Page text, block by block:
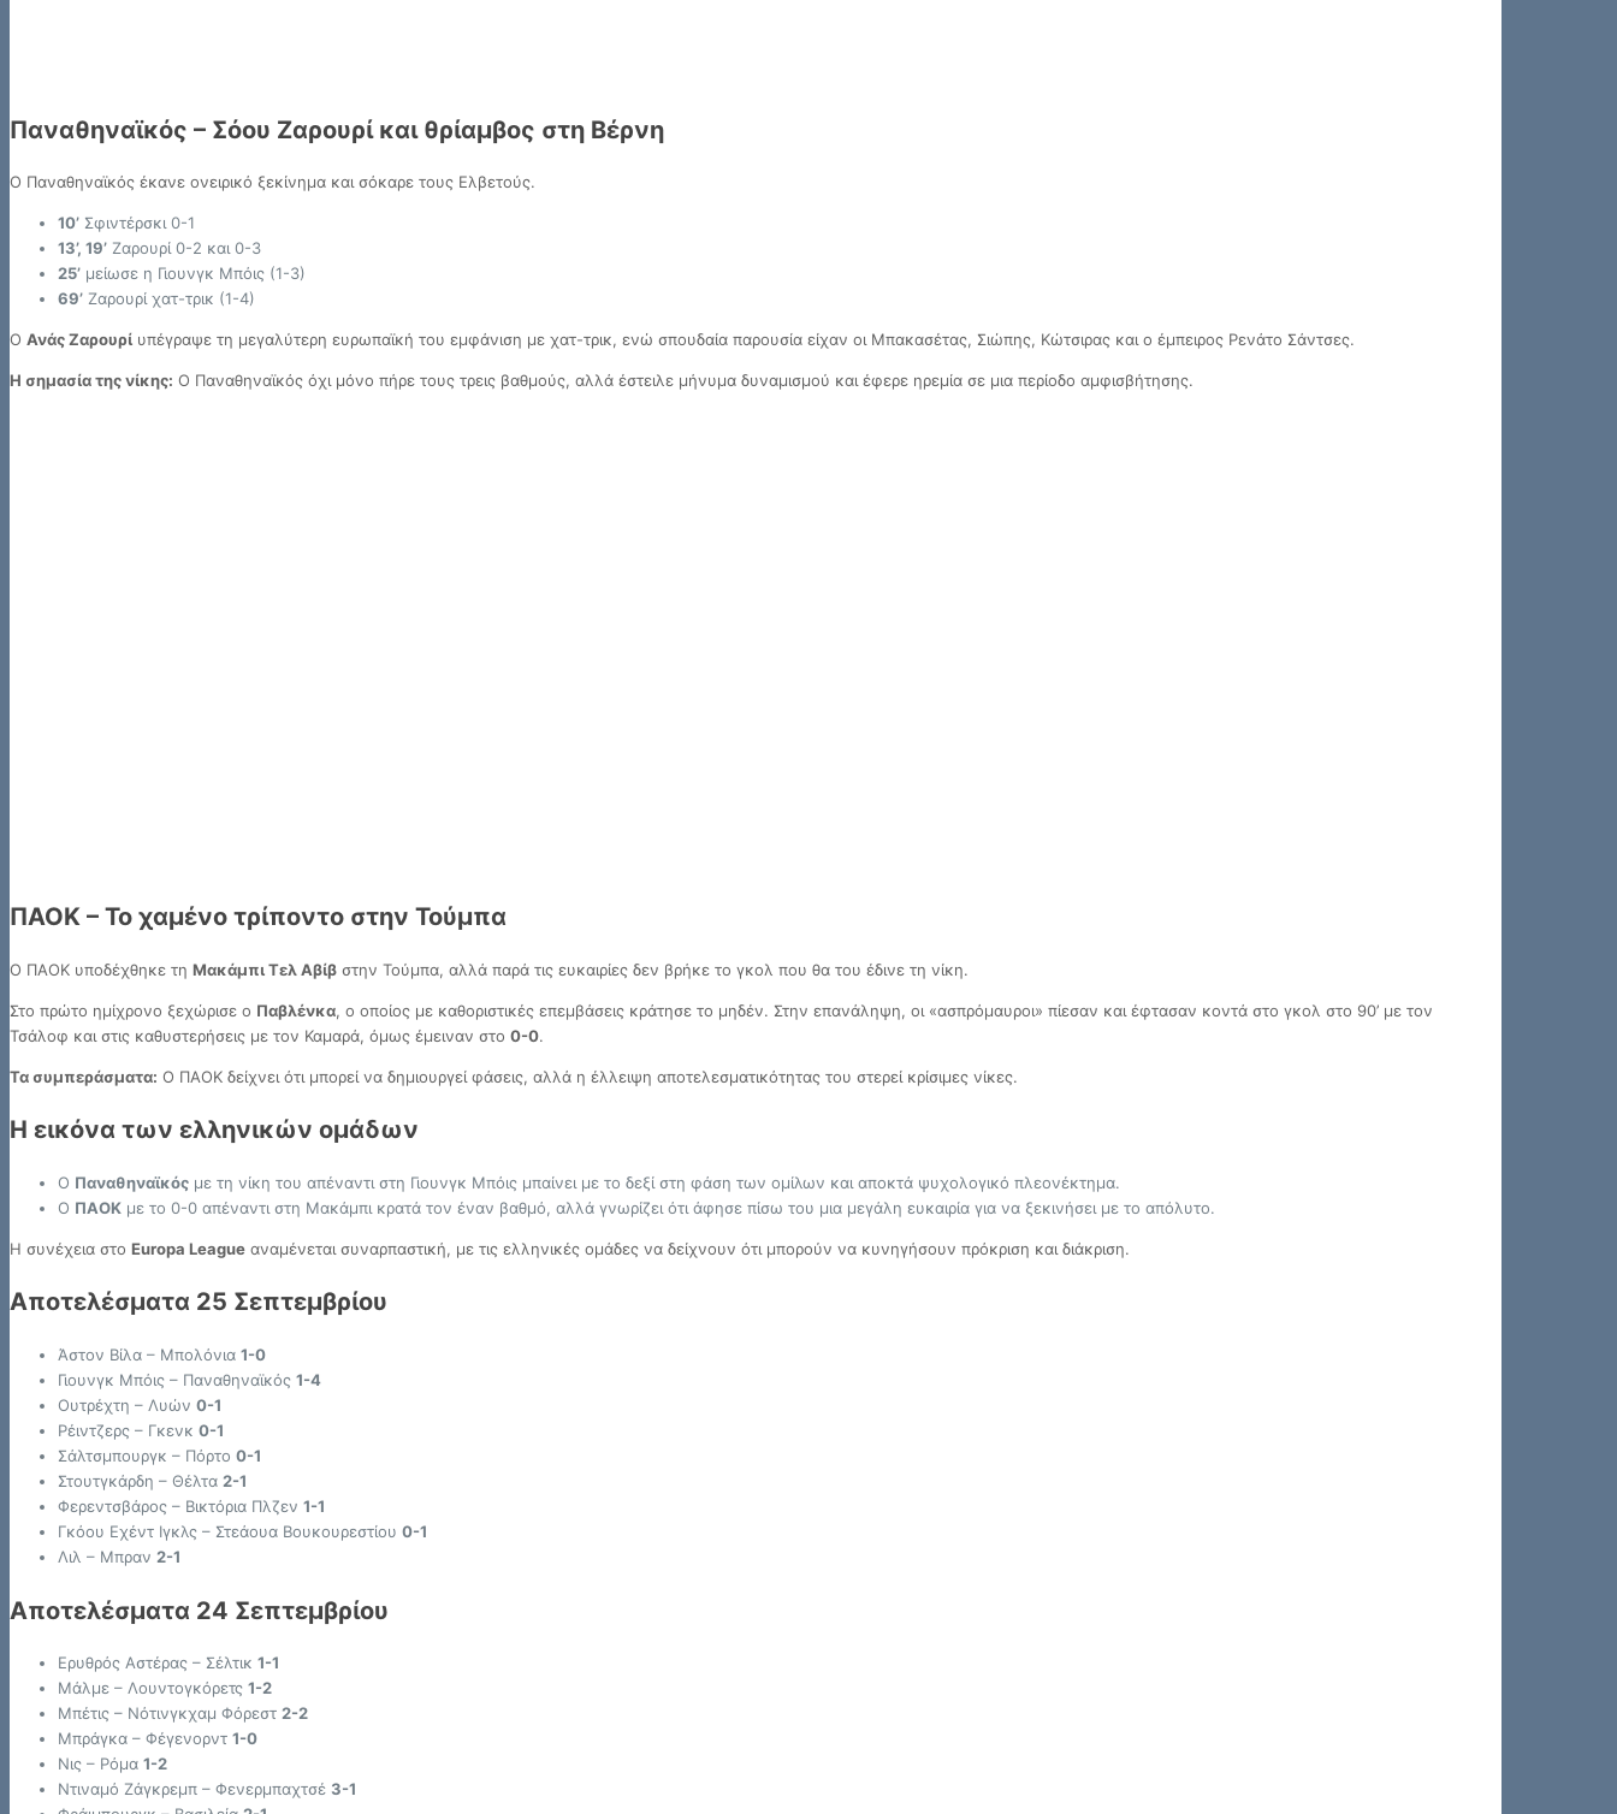
Παναθηναϊκός – Σόου Ζαρουρί και θρίαμβος στη Βέρνη
Ο Παναθηναϊκός έκανε ονειρικό ξεκίνημα και σόκαρε τους Ελβετούς.
10’ Σφιντέρσκι 0-1
13’, 19’ Ζαρουρί 0-2 και 0-3
25’ μείωσε η Γιουνγκ Μπόις (1-3)
69’ Ζαρουρί χατ-τρικ (1-4)
Ο Ανάς Ζαρουρί υπέγραψε τη μεγαλύτερη ευρωπαϊκή του εμφάνιση με χατ-τρικ, ενώ σπουδαία παρουσία είχαν οι Μπακασέτας, Σιώπης, Κώτσιρας και ο έμπειρος Ρενάτο Σάντσες.
Η σημασία της νίκης: Ο Παναθηναϊκός όχι μόνο πήρε τους τρεις βαθμούς, αλλά έστειλε μήνυμα δυναμισμού και έφερε ηρεμία σε μια περίοδο αμφισβήτησης.
ΠΑΟΚ – Το χαμένο τρίποντο στην Τούμπα
Ο ΠΑΟΚ υποδέχθηκε τη Μακάμπι Τελ Αβίβ στην Τούμπα, αλλά παρά τις ευκαιρίες δεν βρήκε το γκολ που θα του έδινε τη νίκη.
Στο πρώτο ημίχρονο ξεχώρισε ο Παβλένκα, ο οποίος με καθοριστικές επεμβάσεις κράτησε το μηδέν. Στην επανάληψη, οι «ασπρόμαυροι» πίεσαν και έφτασαν κοντά στο γκολ στο 90’ με τον
Τσάλοφ και στις καθυστερήσεις με τον Καμαρά, όμως έμειναν στο 0-0.
Τα συμπεράσματα: Ο ΠΑΟΚ δείχνει ότι μπορεί να δημιουργεί φάσεις, αλλά η έλλειψη αποτελεσματικότητας του στερεί κρίσιμες νίκες.
Η εικόνα των ελληνικών ομάδων
Ο Παναθηναϊκός με τη νίκη του απέναντι στη Γιουνγκ Μπόις μπαίνει με το δεξί στη φάση των ομίλων και αποκτά ψυχολογικό πλεονέκτημα.
Ο ΠΑΟΚ με το 0-0 απέναντι στη Μακάμπι κρατά τον έναν βαθμό, αλλά γνωρίζει ότι άφησε πίσω του μια μεγάλη ευκαιρία για να ξεκινήσει με το απόλυτο.
Η συνέχεια στο Europa League αναμένεται συναρπαστική, με τις ελληνικές ομάδες να δείχνουν ότι μπορούν να κυνηγήσουν πρόκριση και διάκριση.
Αποτελέσματα 25 Σεπτεμβρίου
Άστον Βίλα – Μπολόνια 1-0
Γιουνγκ Μπόις – Παναθηναϊκός 1-4
Ουτρέχτη – Λυών 0-1
Ρέιντζερς – Γκενκ 0-1
Σάλτσμπουργκ – Πόρτο 0-1
Στουτγκάρδη – Θέλτα 2-1
Φερεντσβάρος – Βικτόρια Πλζεν 1-1
Γκόου Εχέντ Ιγκλς – Στεάουα Βουκουρεστίου 0-1
Λιλ – Μπραν 2-1
Αποτελέσματα 24 Σεπτεμβρίου
Ερυθρός Αστέρας – Σέλτικ 1-1
Μάλμε – Λουντογκόρετς 1-2
Μπέτις – Νότινγκχαμ Φόρεστ 2-2
Μπράγκα – Φέγενορντ 1-0
Νις – Ρόμα 1-2
Ντιναμό Ζάγκρεμπ – Φενερμπαχτσέ 3-1